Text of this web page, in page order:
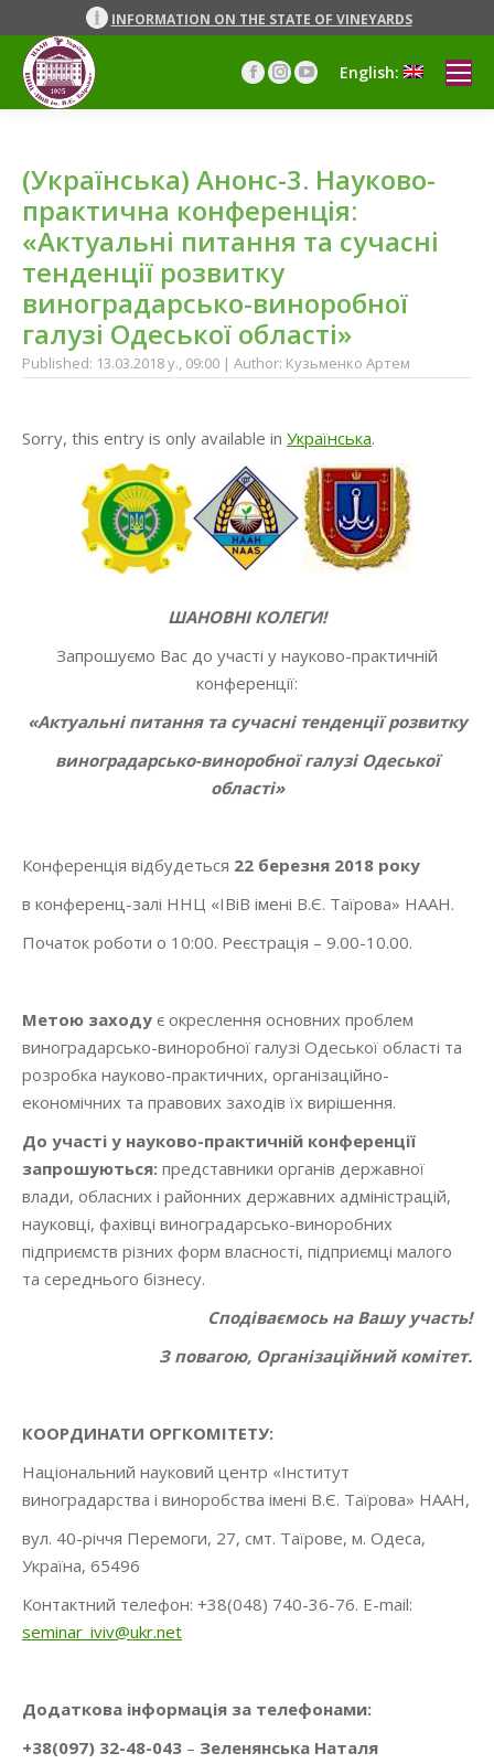
INFORMATION ON THE STATE OF VINEYARDS
Facebook
page
new
Instagram
page
new
window
YouTube
page
new
window
English:
(Українська) Анонс-3. Науково-
практична конференція:
«Актуальні питання та сучасні
тенденції розвитку
виноградарсько-виноробної
галузі Одеської області»
Published: 13.03.2018 y., 09:00 | Author: Кузьменко Артем
Sorry, this entry is only available in Українська.
ШАНОВНІ КОЛЕГИ!
Запрошуємо Вас до участі у науково-практичній
конференції:
«Актуальні питання та сучасні тенденції розвитку
виноградарсько-виноробної галузі Одеської
області»
Конференція відбудеться 22 березня 2018 року
в конференц-залі ННЦ «ІВіВ імені В.Є. Таїрова» НААН.
Початок роботи о 10:00. Реєстрація – 9.00-10.00.
Метою заходу є окреслення основних проблем
виноградарсько-виноробної галузі Одеської області та
розробка науково-практичних, організаційно-
економічних та правових заходів їх вирішення.
До участі у науково-практичній конференції
запрошуються: представники органів державної
влади, обласних і районних державних адміністрацій,
науковці, фахівці виноградарсько-виноробних
підприємств різних форм власності, підприємці малого
та середнього бізнесу.
Сподіваємось на Вашу участь!
З повагою, Організаційний комітет.
КООРДИНАТИ ОРГКОМІТЕТУ:
Національний науковий центр «Інститут
виноградарства і виноробства імені В.Є. Таїрова» НААН,
вул. 40-річчя Перемоги, 27, смт. Таїрове, м. Одеса,
Україна, 65496
Контактний телефон: +38(048) 740-36-76. E-mail:
seminar_iviv@ukr.net
Додаткова інформація за телефонами:
+38(097) 32-48-043 – Зеленянська Наталя